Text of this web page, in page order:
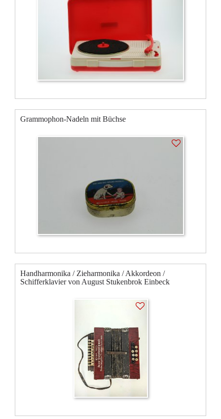
Grammophon-Nadeln mit Büchse
Handharmonika / Zieharmonika / Akkordeon /
Schifferklavier von August Stukenbrok Einbeck